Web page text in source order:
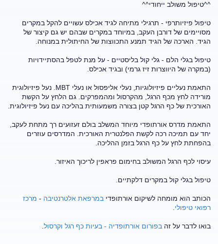
^^טיפול משולב ייחודי^^
טיפול פיזיותרפי - תרגילי מתיחה לגיד אכילס עשויים להקל במקרים
מסויימים של דורבן העקב, במיוחד במקרים שבהם יש גם קיצור של
הגיד. הארכה של הגיד תמנע התכווצות של החיתולית במנוחה.
טיפול בגלי הלם - גלי קול בליסטיים - על מנת לטפל בהסתיידויות
(במקרה של היווצרות זיז גרמי) ובגיד אכילס.
התאמת נעליים פיזיולוגיות, נעלי אליפסול או נעלי MBT. נעל פיזיולוגית
מורידה לחץ מכף הרגל, מהקרסול ומהמפרקים. גם הלחץ על הקשת
האורכית של כף הרגל קטן בצורה משמעותית בהליכה עם נעל פיזיולוגית.
התאמת מדרס אורתופדי מיוחד המשלב בולם זעזועים רך מתחת לעקב,
יחד עם תמיכה רכה לקשת הפלנטרית האורכית. המדרסים עוזרים
בהפחתת לחץ על כף הרגל בזמן ההליכה.
עיסוי לכף הרגל המשולב בחימום פראפין לריכוך האיזור.
טיפול בגלי קול במקרים דלקתיים.
הכותב הוא מומחה לשיקום אורתופדי במרפאת אלטרנטיבה - מרכז
רפואי טיפולי.
בואו לדבר על זה בפורום אורתופדיה - בעיות כף רגל וקרסול.